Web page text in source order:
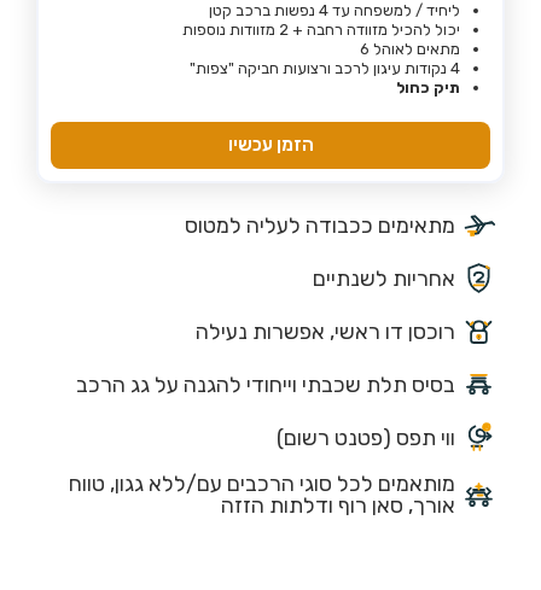
ליחיד / למשפחה עד 4 נפשות ברכב קטן
יכול להכיל מזוודה רחבה + 2 מזוודות נוספות
מתאים לאוהל 6
4 נקודות עיגון לרכב ורצועות חביקה "צפות"
תיק כחול
הזמן עכשיו
מתאימים ככבודה לעליה למטוס
אחריות לשנתיים
רוכסן דו ראשי, אפשרות נעילה
בסיס תלת שכבתי וייחודי להגנה על גג הרכב
ווי תפס (פטנט רשום)
מותאמים לכל סוגי הרכבים עם/ללא גגון, טווח
אורך, סאן רוף ודלתות הזזה